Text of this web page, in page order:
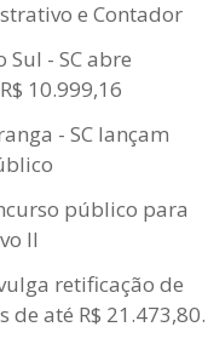
e Contador
- SC abre
10.999,16
- SC lançam
público para
II
retificação de
até R$ 21.473,80.